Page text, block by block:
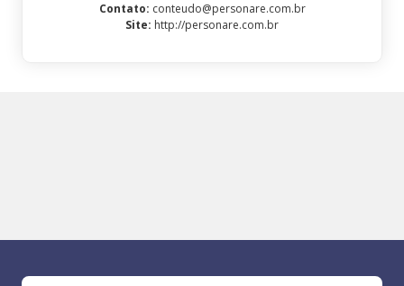
Contato: conteudo@personare.com.br
Site: http://personare.com.br